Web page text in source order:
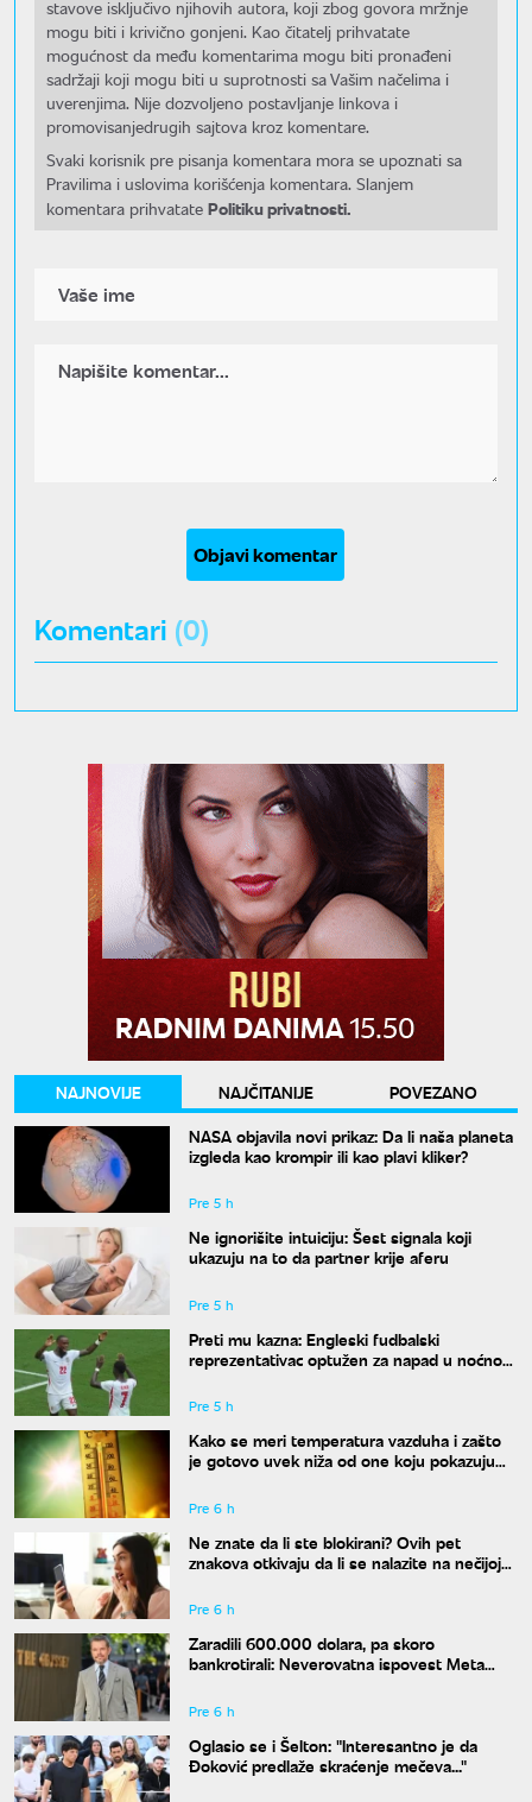
stavove isključivo njihovih autora, koji zbog govora mržnje
mogu biti i krivično gonjeni. Kao čitatelj prihvatate
mogućnost da među komentarima mogu biti pronađeni
sadržaji koji mogu biti u suprotnosti sa Vašim načelima i
uverenjima. Nije dozvoljeno postavljanje linkova i
promovisanjedrugih sajtova kroz komentare.
Svaki korisnik pre pisanja komentara mora se upoznati sa
Pravilima i uslovima korišćenja komentara. Slanjem
komentara prihvatate Politiku privatnosti.
Objavi komentar
Komentari (0)
NAJNOVIJE NAJČITANIJE
POVEZANO
NASA objavila novi prikaz: Da li naša planeta
izgleda kao krompir ili kao plavi kliker?
Pre 5 h
Ne ignorišite intuiciju: Šest signala koji
ukazuju na to da partner krije aferu
Pre 5 h
Preti mu kazna: Engleski fudbalski
reprezentativac optužen za napad u noćnom
Pre 5 h
Kako se meri temperatura vazduha i zašto
je gotovo uvek niža od one koju pokazuju
Pre 6 h
Ne znate da li ste blokirani? Ovih pet
znakova otkivaju da li se nalazite na nečijoj
Pre 6 h
Zaradili 600.000 dolara, pa skoro
bankrotirali: Neverovatna ispovest Meta
Pre 6 h
Oglasio se i Šelton: "Interesantno je da
Đoković predlaže skraćenje mečeva..."